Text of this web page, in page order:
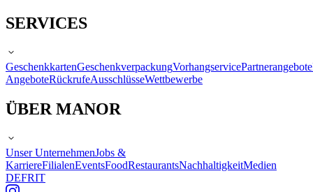
SERVICES
GeschenkkartenGeschenkverpackungVorhangservicePartnerangebote
AngeboteRückrufeAusschlüsseWettbewerbe
ÜBER MANOR
Unser UnternehmenJobs &
KarriereFilialenEventsFoodRestaurantsNachhaltigkeitMedien
DEFRIT